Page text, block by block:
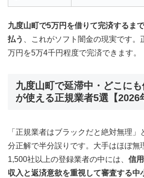
九度山町で5万円を借りて完済するま
払う
、これがソフト闇金の現実です
万円を5万4千円程度で完済できます。
九度山町で延滞中・どこに
が使える正規業者5選【2026
「正規業者はブラックだと絶対無理
分正解で半分誤りです。大手はほぼ無
1,500社以上の登録業者の中には、 信
収入と返済意欲を重視して審査する中